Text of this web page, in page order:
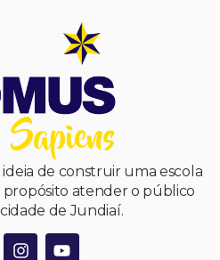
ideia de construir uma escola
atender o público
de Jundiaí.